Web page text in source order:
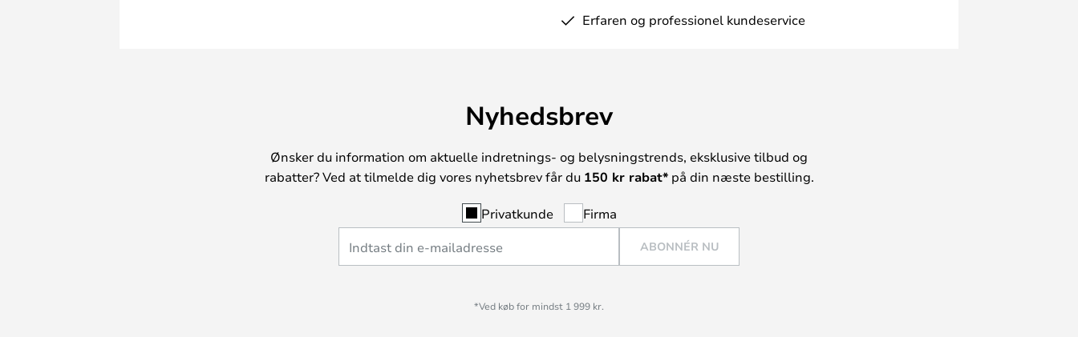
Erfaren og professionel kundeservice
Nyhedsbrev
Ønsker du information om aktuelle indretnings- og belysningstrends, eksklusive tilbud og
rabatter? Ved at tilmelde dig vores nyhetsbrev får du 150 kr rabat*på din næste bestilling.
Privatkunde Firma
ABONNÉR NU
*Ved køb for mindst 1 999 kr.